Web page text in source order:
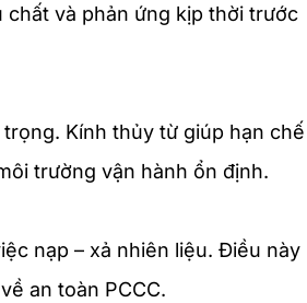
và phản ứng kịp thời trước
Kính thủy từ giúp hạn chế
trường vận hành ổn định.
nạp – xả nhiên liệu. Điều này
an toàn PCCC.